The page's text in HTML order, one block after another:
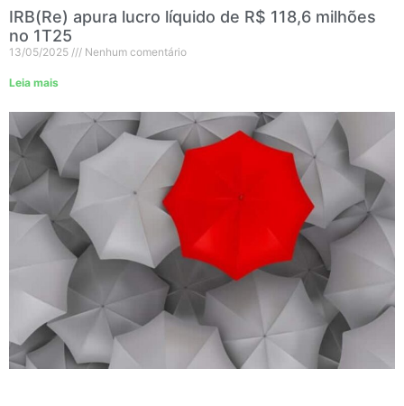
IRB(Re) apura lucro líquido de R$ 118,6 milhões
no 1T25
13/05/2025 Nenhum comentário
Leia mais